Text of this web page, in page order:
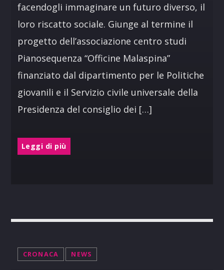
facendogli immaginare un futuro diverso, il
loro riscatto sociale. Giunge al termine il
progetto dell’associazione centro studi
Pianosequenza “Officine Malaspina”
finanziato dal dipartimento per le Politiche
giovanili e il Servizio civile universale della
Presidenza del consiglio dei […]
Leggi di più
CRONACA NEWS